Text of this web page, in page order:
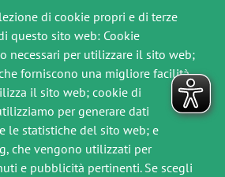
di cookie propri e di terze
questo sito web: Cookie
necessari per utilizzare il sito web;
forniscono una migliore facilità
il sito web; cookie di
per generare dati
le statistiche del sito web; e
che vengono utilizzati per
e pubblicità pertinenti. Se scegli